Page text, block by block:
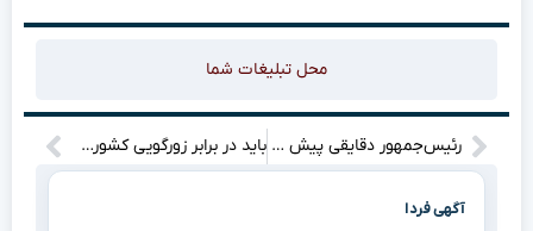
محل تبلیغات شما
رئیس‌جمهور دقایقی پیش چین را به مقصد کشورمان ترک کرد باید در برابر زورگویی کشورهایی که خواهان روابط دوستانه ما نیستند، ایستادگی کرد
آگهی فردا